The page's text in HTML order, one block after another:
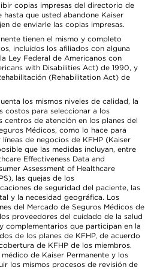
copias impresas del directorio de
hasta que usted abandone Kaiser
de enviarle las copias impresas.
tienen el mismo y completo
incluidos los afiliados con alguna
Ley Federal de Americanos con
with Disabilities Act) de 1990, y
(Rehabilitation Act) de
los mismos niveles de calidad, la
costos para seleccionar a los
centros de atención en los planes del
Médicos, como lo hace para
de negocios de KFHP (Kaiser
que las medidas incluyan, entre
Effectiveness Data and
Assessment of Healthcare
las quejas de los
de seguridad del paciente, las
y la necesidad geográfica. Los
del Mercado de Seguros Médicos de
proveedores del cuidado de la salud
complementarios que participan en la
de los planes de KFHP, de acuerdo
de KFHP de los miembros.
de Kaiser Permanente y los
los mismos procesos de revisión de